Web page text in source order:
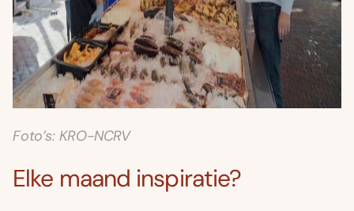
Foto’s: KRO-NCRV
Elke maand inspiratie?